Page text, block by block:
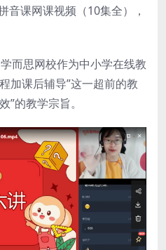
音课网课视频（10集全），
而思网校作为中小学在线教
加课后辅导”这一超前的教
”的教学宗旨。